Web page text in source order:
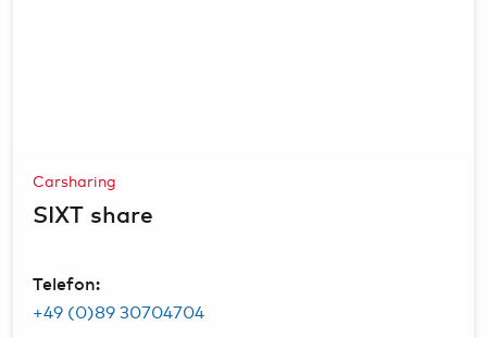
SIXT share
Carsharing
Telefon:
+49 (0)89 30704704